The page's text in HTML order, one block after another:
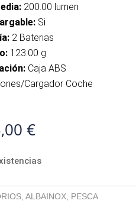
200.00 lumen
Si
2 Baterias
123.00 g
Caja ABS
Cargador Coche
€
, ALBAINOX, PESCA